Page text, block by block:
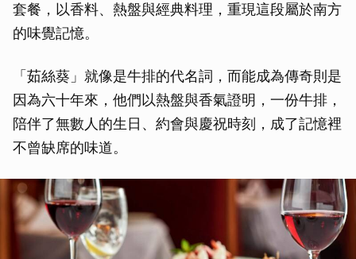
套餐，以香料、熱盤與經典料理，重現這段屬於南方
的味覺記憶。
「茹絲葵」就像是牛排的代名詞，而能成為傳奇則是
因為六十年來，他們以熱盤與香氣證明，一份牛排，
陪伴了無數人的生日、約會與慶祝時刻，成了記憶裡
不曾缺席的味道。